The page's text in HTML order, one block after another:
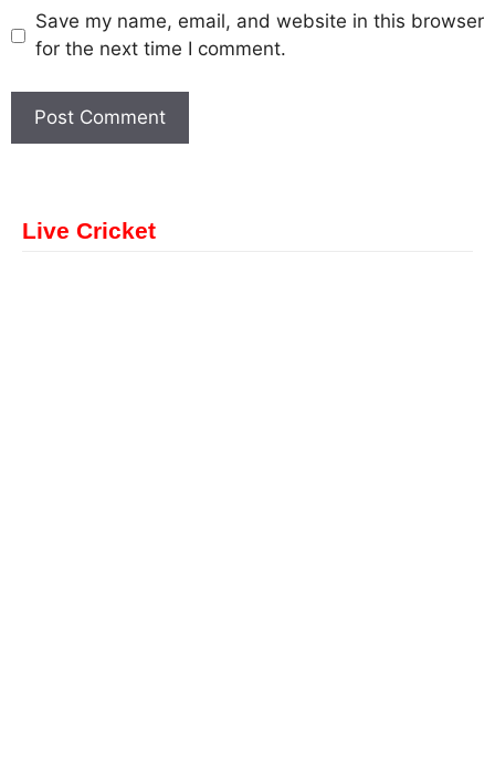
Save my name, email, and website in this browser
for the next time I comment.
Live Cricket